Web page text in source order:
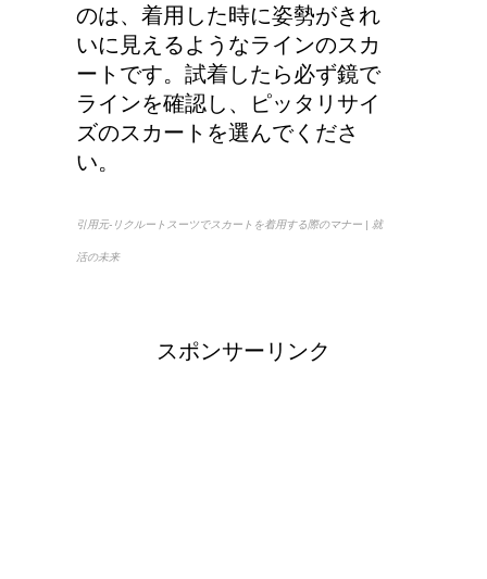
のは、着用した時に姿勢がきれ
いに見えるようなラインのスカ
ートです。試着したら必ず鏡で
ラインを確認し、ピッタリサイ
ズのスカートを選んでくださ
い。
引用元-リクルートスーツでスカートを着用する際のマナー | 就
活の未来
スポンサーリンク